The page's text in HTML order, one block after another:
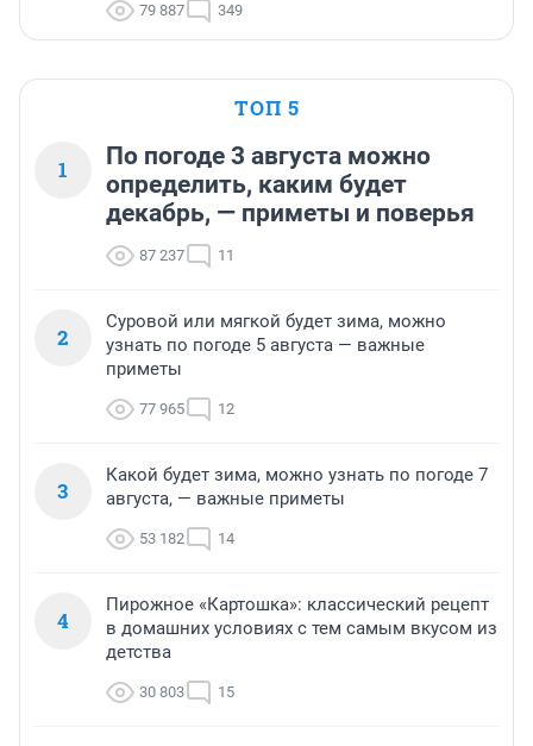
79 887 349
ТОП 5
1
По погоде 3 августа можно
определить, каким будет
декабрь, — приметы и поверья
87 237 11
2
Суровой или мягкой будет зима, можно
узнать по погоде 5 августа — важные
приметы
77 965 12
3
Какой будет зима, можно узнать по погоде 7
августа, — важные приметы
53 182 14
4
Пирожное «Картошка»: классический рецепт
в домашних условиях с тем самым вкусом из
детства
30 803 15